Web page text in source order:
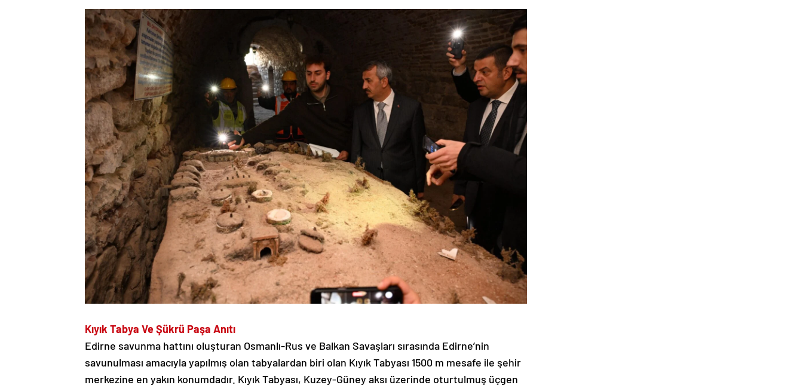
Kıyık Tabya Ve Şükrü Paşa Anıtı
Edirne savunma hattını oluşturan Osmanlı-Rus ve Balkan Savaşları sırasında Edirne’nin
savunulması amacıyla yapılmış olan tabyalardan biri olan Kıyık Tabyası 1500 m mesafe ile şehir
merkezine en yakın konumdadır. Kıyık Tabyası, Kuzey-Güney aksı üzerinde oturtulmuş üçgen